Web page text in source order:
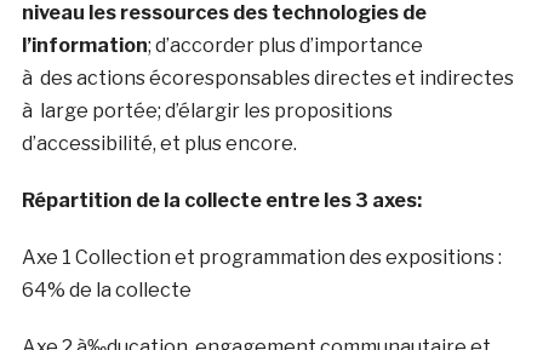
niveau les ressources des technologies de
l’information; d’accorder plus d’importance
à des actions écoresponsables directes et indirectes
à large portée; d’élargir les propositions
d’accessibilité, et plus encore.
Répartition de la collecte entre les 3 axes:
Axe 1 Collection et programmation des expositions :
64% de la collecte